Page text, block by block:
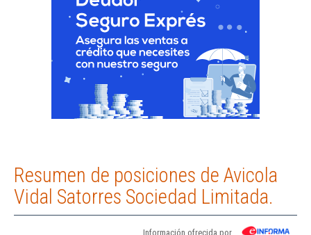
Resumen de posiciones de Avicola
Vidal Satorres Sociedad Limitada.
Información ofrecida por